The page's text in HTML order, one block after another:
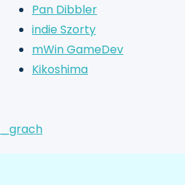
Pan Dibbler
indie Szorty
mWin GameDev
Kikoshima